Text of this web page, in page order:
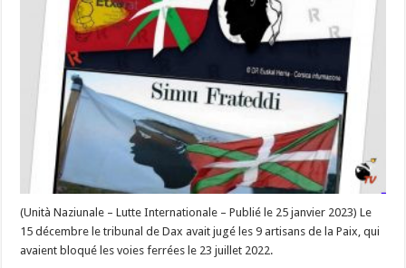
vous
2
février
13h
tribunal
de
Bayonne
le
procès
des
11
Artisans
de
la
Paix
qui
bloqué
(Unità Naziunale – Lutte Internationale – Publié le 25 janvier 2023) Le
15 décembre le tribunal de Dax avait jugé les 9 artisans de la Paix, qui
avaient bloqué les voies ferrées le 23 juillet 2022.